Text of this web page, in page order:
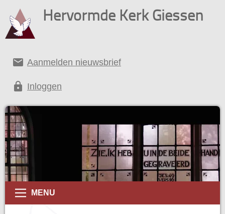
Hervormde Kerk Giessen
email Aanmelden nieuwsbrief
lock Inloggen
MENU